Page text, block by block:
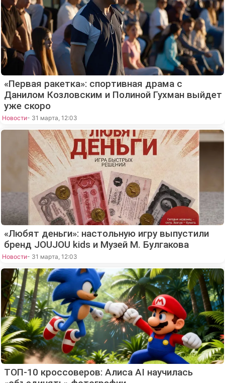
«Первая ракетка»: спортивная драма с
Данилом Козловским и Полиной Гухман выйдет
уже скоро
Новости- 31 марта, 12:03
«Любят деньги»: настольную игру выпустили
бренд JOUJOU kids и Музей М. Булгакова
Новости- 31 марта, 12:03
ТОП-10 кроссоверов: Алиса AI научилась